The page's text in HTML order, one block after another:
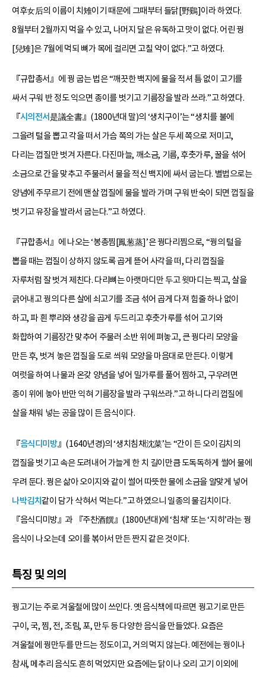
여후女后의 이름이 치雉이기 때문에 그때부터 들닭[野鷄]이라 하였다.
8월부터 2월까지 먹을 수 있고, 나머지 달은 유독하고 맛이 없다. 어린 꿩
[兒雉]은 7월에 먹되 뼈가 목에 걸리면 고칠 약이 없다.”고 하였다.
『규합총서』에 꿩 굽는 법은 “깨끗한 백지에 물을 적셔 틈 없이 고기를
싸서 구워 반 정도 익으면 종이를 벗기고 기름장을 발라 쓰라.”고 하였다.
『시의전서是議全書』(1800년대 말)의 ‘생치구이’는 “생치를 불에
그을려 털을 뽑고 각을 떠서 가슴 쪽의 가는 살은 두세 쪽으로 저미고,
다리는 껍질만 벗겨 자른다. 다진마늘, 깨소금, 기름, 후춧가루, 꿀을 섞어
소금으로 간을 맞추고 주물러서 물을 적신 백지에 싸서 굽는다. 별법으로는
양념에 주무르기 전에 맨살 껍질에 물을 발라 가며 구워 반숙이 되면 껍질을
벗기고 유장을 발라서 굽는다.”고 하였다.
『규합총서』에 나오는 ‘봉총찜[鳳葱蒸]’은 꿩다리찜으로, “꿩의 털을
뽑을 때는 껍질이 상하지 않도록 곱게 뜯어 사각을 떠, 다리 껍질을
자루처럼 잘 벗겨 제친다. 다리뼈는 아랫마디만 두고 윗마디는 찍고, 살을
긁어내고 꿩의 다른 살에 쇠고기를 조금 섞어 곱게 다져 힘줄 하나 없이
하고, 파 흰 뿌리와 생강을 곱게 두드리고 후춧가루를 섞어 고기와
화합하여 기름장간 맞추어 주물러 소반 위에 펴놓고, 큰 꿩다리 모양을
만든 후, 벗겨 놓은 껍질을 도로 씌워 모양을 마음대로 만든다. 이렇게
여럿을 하여 나물과 온갖 양념을 넣어 밀가루를 풀어 찜하고, 구우려면
종이 위에 놓아 반만 익혀 기름장을 발라 구워쓰라.”고 하니 다리 껍질에
살을 채워 넣는 공을 많이 든 음식이다.
『음식디미방』(1640년경)의 ‘생치침채沈菜’는 “간이 든 오이김치의
껍질을 벗기고 속은 도려내어 가늘게 한 치 길이만큼 도독독하게 썰어 물에
우려 둔다. 꿩은 삶아 오이지와 같이 썰어 따뜻한 물에 소금을 알맞게 넣어
나박김치같이 담가 삭혀서 먹는다.”고 하였으니 일종의 물김치이다.
『음식디미방』과 『주찬酒饌』(1800년대)에 ‘침채’ 또는 ‘지히’라는 꿩
음식이 나오는데 오이를 볶아서 만든 짠지 같은 것이다.
특징 및 의의
꿩고기는 주로 겨울철에 많이 쓰인다. 옛 음식책에 따르면 꿩고기로 만든
구이, 국, 찜, 전, 조림, 포, 만두 등 다양한 음식을 만들었다. 요즘은
겨울철에 꿩만두를 만드는 정도이고, 거의 먹지 않는다. 예전에는 꿩이나
참새, 메추리 음식도 흔히 먹었지만 요즘에는 닭이나 오리 고기 이외에